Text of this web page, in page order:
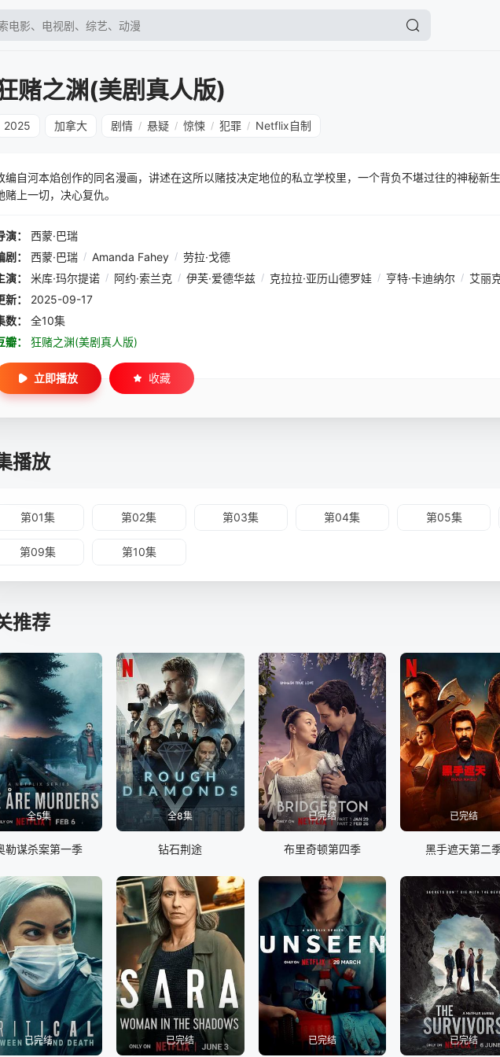
赌之渊(美剧真人版)
2025 加拿大 剧情 / 悬疑 / 惊悚 / 犯罪 / Netflix自制
编自河本焰创作的同名漫画，讲述在这所以赌技决定地位的私立学校里，一个背负不堪过往的神秘新生
赌上一切，决心复仇。
演：
西蒙·巴瑞
剧：
西蒙·巴瑞 / Amanda Fahey / 劳拉·戈德
演：
米库·玛尔提诺 / 阿约·索兰克 / 伊芙·爱德华兹 / 克拉拉·亚历山德罗娃 / 亨特·卡迪纳尔 / 艾丽
新：
2025-09-17
数：
全10集
瓣：
狂赌之渊(美剧真人版)
立即播放 收藏
播放
第01集 第02集 第03集 第04集 第05集
第09集 第10集
推荐
全5集
勒谋杀案第一季
全8集
钻石荆途
已完结
布里奇顿第四季
已完结
黑手遮天第二
已完结 已完结 已完结 已完结